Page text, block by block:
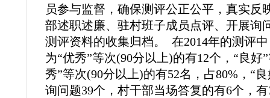
员参与监督，确保测评公正公平，真实
部述职述廉、驻村班子成员点评、开展询
测评资料的收集归档。
在2014年的测评
为“优秀”等次(90分以上)的有12个，“良
秀”等次(90分以上)的有52名，占80%，“
询问题39个，村干部当场答复的有6个，